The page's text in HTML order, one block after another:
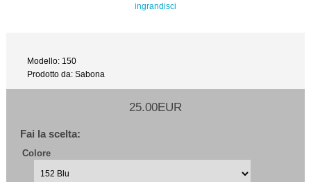
ingrandisci
Modello: 150
Prodotto da: Sabona
25.00EUR
Fai la scelta:
Colore